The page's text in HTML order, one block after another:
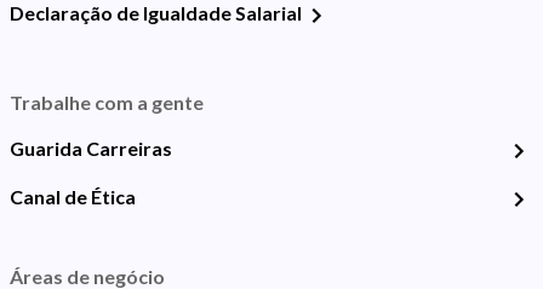
Declaração de Igualdade Salarial
Trabalhe com a gente
Guarida Carreiras
Canal de Ética
Áreas de negócio